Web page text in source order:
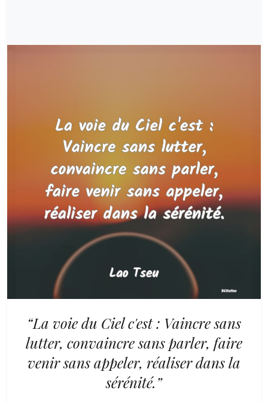
“La voie du Ciel c'est : Vaincre sans
lutter, convaincre sans parler, faire
venir sans appeler, réaliser dans la
sérénité.”